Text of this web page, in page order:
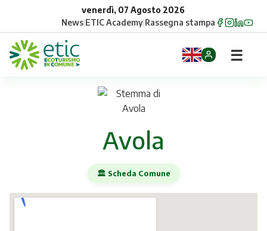
venerdì, 07 Agosto 2026
News|ETIC Academy|Rassegna stampa
☰
Avola
🏛️ Scheda Comune